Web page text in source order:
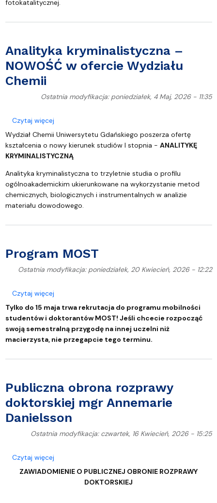
fotokatalitycznej.
Analityka kryminalistyczna –
NOWOŚĆ w ofercie Wydziału
Chemii
Ostatnia modyfikacja: poniedziałek, 4 Maj, 2026 - 11:35
Czytaj więcejo Analityka kryminalistyczna – NOWOŚĆ w ofercie
Wydział Chemii Uniwersytetu Gdańskiego poszerza ofertę
kształcenia o nowy kierunek studiów I stopnia - ANALITYKĘ
KRYMINALISTYCZNĄ
Analityka kryminalistyczna to trzyletnie studia o profilu
ogólnoakademickim ukierunkowane na wykorzystanie metod
chemicznych, biologicznych i instrumentalnych w analizie
materiału dowodowego.
Program MOST
Ostatnia modyfikacja: poniedziałek, 20 Kwiecień, 2026 - 12:22
Czytaj więcejo Program MOST
Tylko do 15 maja trwa rekrutacja do programu mobilności
studentów i doktorantów MOST! Jeśli chcecie rozpocząć
swoją semestralną przygodę na innej uczelni niż
macierzysta, nie przegapcie tego terminu.
Publiczna obrona rozprawy
doktorskiej mgr Annemarie
Danielsson
Ostatnia modyfikacja: czwartek, 16 Kwiecień, 2026 - 15:25
Czytaj więcejo Publiczna obrona rozprawy doktorskiej mgr
ZAWIADOMIENIE O PUBLICZNEJ OBRONIE ROZPRAWY
DOKTORSKIEJ